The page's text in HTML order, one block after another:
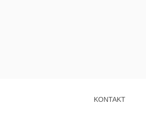
KONTAKT